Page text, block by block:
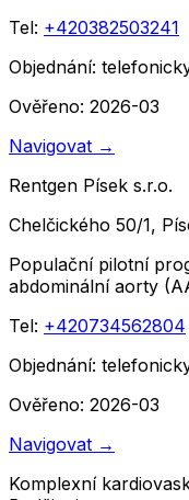
Tel: +420382503241
Objednání:
Ověřeno: 2026-03
Navigovat →
Rentgen Písek s.r.o.
Chelčického 50/1,
Populační pilotní
abdominální aorty
Tel: +420734562804
Objednání:
Ověřeno: 2026-03
Navigovat →
Komplexní